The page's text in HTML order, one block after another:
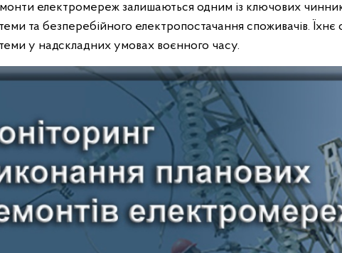
електромереж залишаються одним із ключових
та безперебійного електропостачання споживачів. Їхнє
у надскладних умовах воєнного часу.